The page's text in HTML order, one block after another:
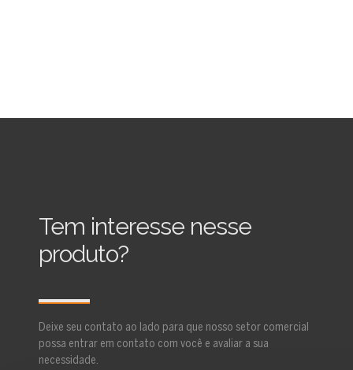
Tem interesse nesse
produto?
Deixe seu contato ao lado para que nosso setor comercial
possa entrar em contato com você e avaliar a sua
necessidade.